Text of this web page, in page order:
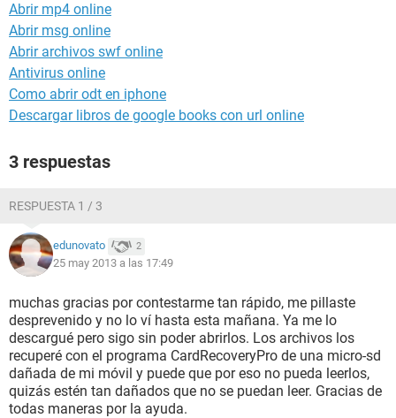
Abrir mp4 online
Abrir msg online
Abrir archivos swf online
Antivirus online
Como abrir odt en iphone
Descargar libros de google books con url online
3 respuestas
RESPUESTA 1 / 3
edunovato 2
25 may 2013 a las 17:49
muchas gracias por contestarme tan rápido, me pillaste
desprevenido y no lo ví hasta esta mañana. Ya me lo
descargué pero sigo sin poder abrirlos. Los archivos los
recuperé con el programa CardRecoveryPro de una micro-sd
dañada de mi móvil y puede que por eso no pueda leerlos,
quizás estén tan dañados que no se puedan leer. Gracias de
todas maneras por la ayuda.